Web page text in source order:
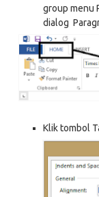
group menu
dialog
Klik tombol